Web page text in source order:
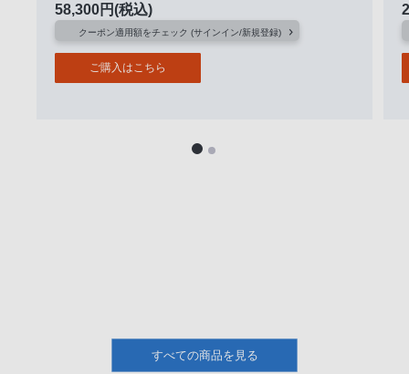
58,300円(税込)
クーポン適用額をチェック (サインイン/新規登録)
ご購入はこちら
すべての商品を見る